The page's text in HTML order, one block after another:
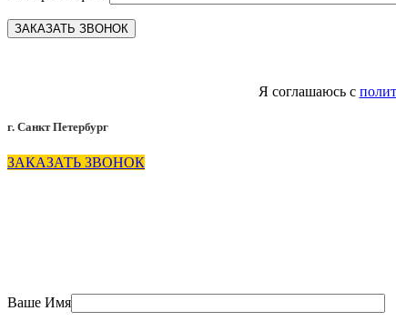
Я соглашаюсь с
г. Санкт Петербург
ЗАКАЗАТЬ ЗВОНОК
Ваше Имя